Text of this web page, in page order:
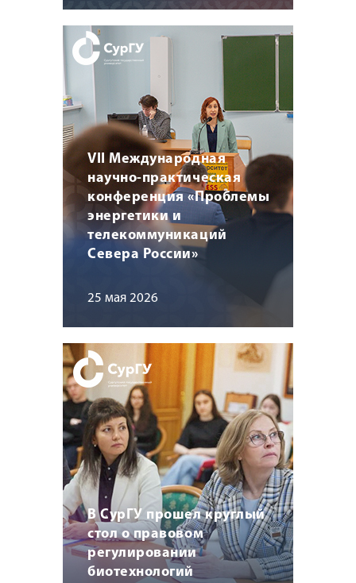
VII Международная
научно-практическая
конференция «Проблемы
энергетики и
телекоммуникаций
Севера России»
25 мая 2026
В СурГУ прошел круглый
стол о правовом
регулировании
биотехнологий